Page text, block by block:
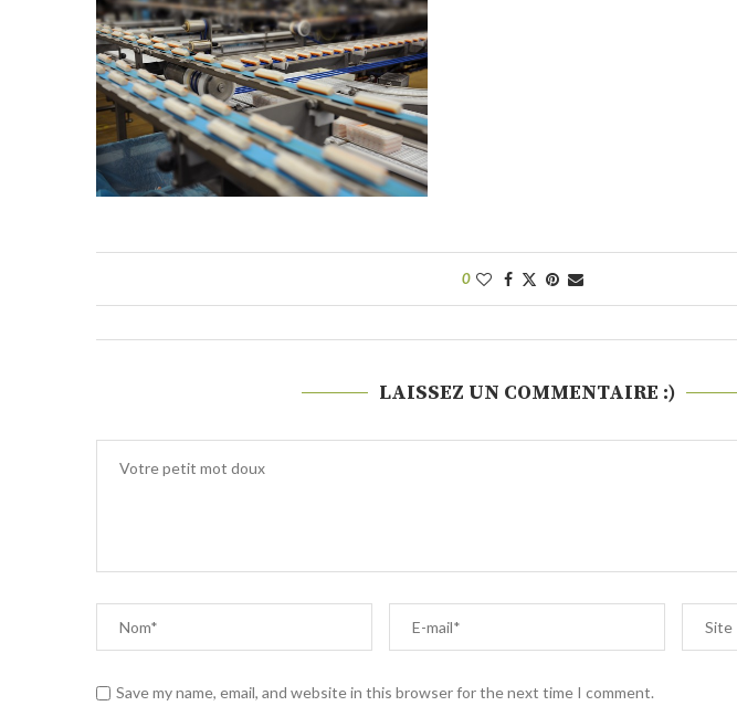
0
LAISSEZ UN COMMENTAIRE :)
Save my name, email, and website in this browser for the next time I comment.